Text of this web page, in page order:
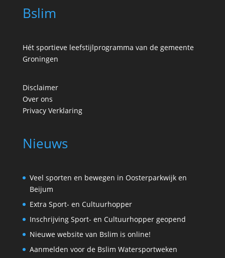
Bslim
Hét sportieve leefstijlprogramma van de gemeente
Groningen
Disclaimer
Over ons
Privacy Verklaring
Nieuws
Veel sporten en bewegen in Oosterparkwijk en
Beijum
Extra Sport- en Cultuurhopper
Inschrijving Sport- en Cultuurhopper geopend
Nieuwe website van Bslim is online!
Aanmelden voor de Bslim Watersportweken